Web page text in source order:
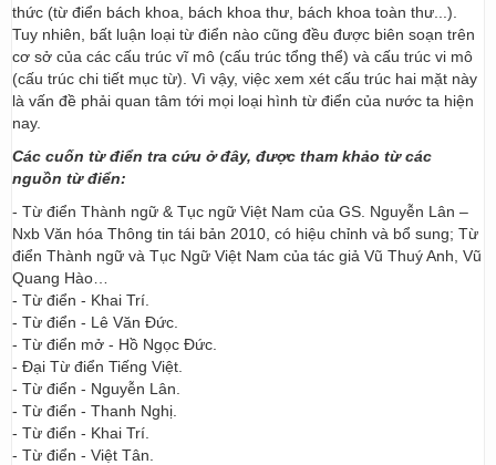
thức (từ điển bách khoa, bách khoa thư, bách khoa toàn thư...).
Tuy nhiên, bất luận loại từ điển nào cũng đều được biên soạn trên
cơ sở của các cấu trúc vĩ mô (cấu trúc tổng thể) và cấu trúc vi mô
(cấu trúc chi tiết mục từ). Vì vậy, việc xem xét cấu trúc hai mặt này
là vấn đề phải quan tâm tới mọi loại hình từ điển của nước ta hiện
nay.
Các cuốn từ điển tra cứu ở đây, được tham khảo từ các
nguồn từ điển:
- Từ điển Thành ngữ & Tục ngữ Việt Nam của GS. Nguyễn Lân –
Nxb Văn hóa Thông tin tái bản 2010, có hiệu chỉnh và bổ sung; Từ
điển Thành ngữ và Tục Ngữ Việt Nam của tác giả Vũ Thuý Anh, Vũ
Quang Hào…
- Từ điển - Khai Trí.
- Từ điển - Lê Văn Đức.
- Từ điển mở - Hồ Ngọc Đức.
- Đại Từ điển Tiếng Việt.
- Từ điển - Nguyễn Lân.
- Từ điển - Thanh Nghị.
- Từ điển - Khai Trí.
- Từ điển - Việt Tân.